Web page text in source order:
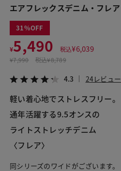
エアフレックスデニム・フレア
31
¥5,490 税込¥6,039
¥7,990 税込¥8,789
4.3 24レビュー
軽い着心地でストレスフリー。
通年活躍する9.5オンスの
ライトストレッチデニム
〈フレア〉
同シリーズのワイドがございます。
この商品をシェアする
¥5,490
税込¥6,039
LINE